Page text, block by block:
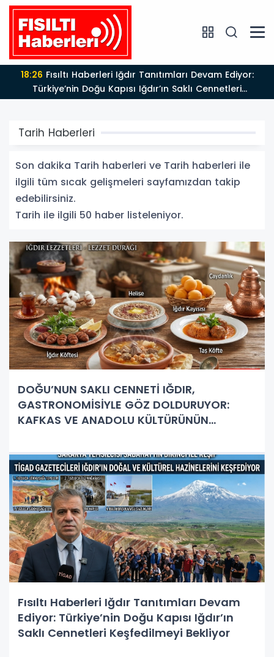
17:47 Türk Tiyatrosu ve Edebiyatı Büyük Bir Değerini
Kaybetti: Bilgesu Erenus’u Son Yolculuğuna Uğurluyoruz
Tarih Haberleri
Son dakika Tarih haberleri ve Tarih haberleri ile
ilgili tüm sıcak gelişmeleri sayfamızdan takip
edebilirsiniz.
Tarih ile ilgili 50 haber listeleniyor.
DOĞU’NUN SAKLI CENNETİ IĞDIR,
GASTRONOMİSİYLE GÖZ DOLDURUYOR:
KAFKAS VE ANADOLU KÜLTÜRÜNÜN
Fısıltı Haberleri Iğdır Tanıtımları Devam
Ediyor: Türkiye’nin Doğu Kapısı Iğdır’ın
Saklı Cennetleri Keşfedilmeyi Bekliyor